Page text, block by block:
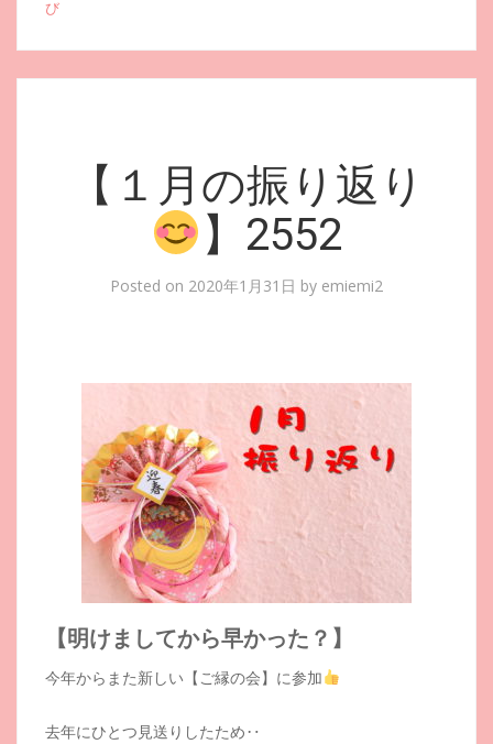
び
【１月の振り返り
】2552
Posted on 2020年1月31日 by emiemi2
【明けましてから早かった？】
今年からまた新しい【ご縁の会】に参加
去年にひとつ見送りしたため‥